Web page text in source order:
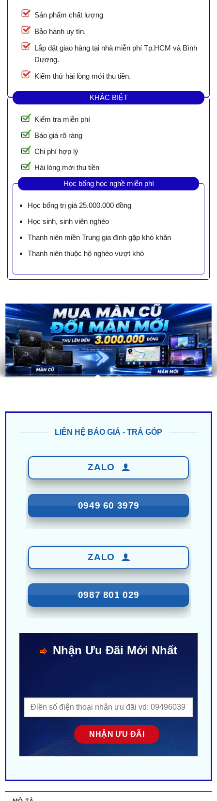
Sản phẩm chất lượng
Bảo hành uy tín.
Lắp đặt giao hàng tại nhà miễn phí Tp.HCM và Bình
Dương.
Kiểm thử hài lòng mới thu tiền.
KHÁC BIỆT
Kiểm tra miễn phí
Báo giá rõ ràng
Chi phí hợp lý
Hài lòng mới thu tiền
Học bổng học nghề miễn phí
Học bổng trị giá 25.000.000 đồng
Học sinh, sinh viên nghèo
Thanh niên miền Trung gia đình gặp khó khăn
Thanh niên thuộc hộ nghèo vượt khó
0949 60 3979
0987 801 029
ĐÁNH GIÁ (0)